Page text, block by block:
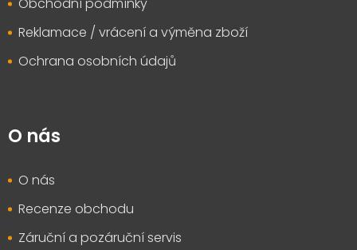
Obchodní podmínky
Reklamace / vrácení a výměna zboží
Ochrana osobních údajů
O nás
O nás
Recenze obchodu
Záruční a pozáruční servis